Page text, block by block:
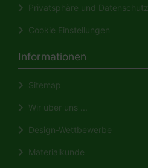
Privatsphäre und Datenschutz
Cookie Einstellungen
Informationen
Sitemap
Wir über uns ...
Design-Wettbewerbe
Materialkunde